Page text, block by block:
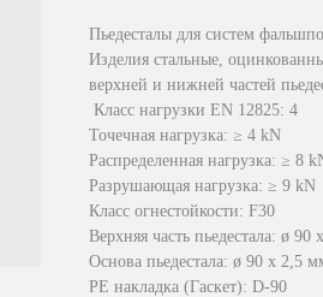
Пьедесталы для систем
Изделия стальные,
верхней и нижней частей
Класс нагрузки EN 12825: 4
Точечная нагрузка: ≥ 4 kN
Распределенная нагрузка: ≥ 8
Разрушающая нагрузка: ≥ 9 kN
Класс огнестойкости: F30
Верхняя часть пьедестала: ø 90
Основа пьедестала: ø 90 х 2,5
PE накладка (Гаскет): D-90